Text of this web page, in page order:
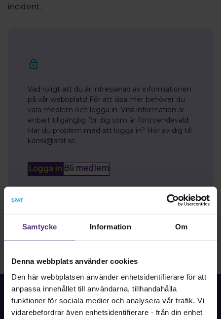
Samtycke Information Om
Denna webbplats använder cookies
Den här webbplatsen använder enhetsidentifierare för att
anpassa innehållet till användarna, tillhandahålla
funktioner för sociala medier och analysera vår trafik. Vi
vidarebefordrar även enhetsidentifierare - från din enhet
incident.
Vad roligt att du är intresserad av informationen
på vår webbplats! För att läsa mer behöver du
vara medlem och logga in. Viss information är
enbart tillgänglig för dig som är förtroendevald.
Har du problem med att logga in? Hör av dig till
kansli@srat.se.
Logga in Bli medlem